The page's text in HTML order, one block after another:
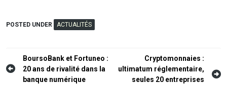
POSTED UNDER ACTUALITÉS
Navigation
de
BoursoBank et Fortuneo :
20 ans de rivalité dans la
banque numérique
Cryptomonnaies :
ultimatum réglementaire,
seules 20 entreprises